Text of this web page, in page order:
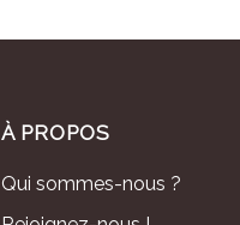
À PROPOS
Qui sommes-nous ?